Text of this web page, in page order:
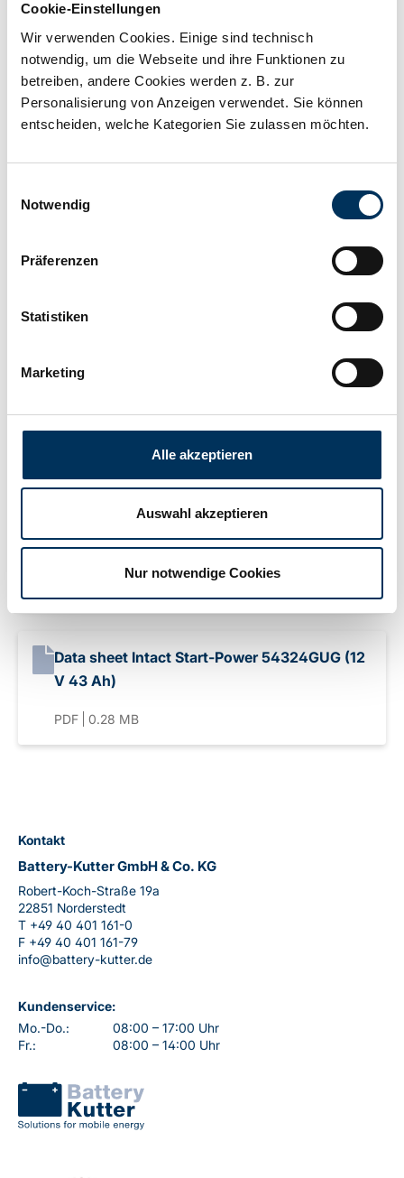
Cookie-Einstellungen
Wir verwenden Cookies. Einige sind technisch
notwendig, um die Webseite und ihre Funktionen zu
betreiben, andere Cookies werden z. B. zur
Personalisierung von Anzeigen verwendet. Sie können
entscheiden, welche Kategorien Sie zulassen möchten.
Notwendig
Präferenzen
Statistiken
Marketing
Alle akzeptieren
Auswahl akzeptieren
Nur notwendige Cookies
Technologie: Blei Säure
Hersteller: Intact
Datenblatt Intact Start-Power 54324GUG (12
V 43 Ah)
Data sheet Intact Start-Power 54324GUG (12
V 43 Ah)
PDF 0.28 MB
Kontakt
Battery-Kutter GmbH & Co. KG
Robert-Koch-Straße 19a
22851 Norderstedt
T +49 40 401 161-0
F +49 40 401 161-79
info@battery-kutter.de
Kundenservice:
Mo.-Do.:
08:00 – 17:00 Uhr
Fr.:
08:00 – 14:00 Uhr